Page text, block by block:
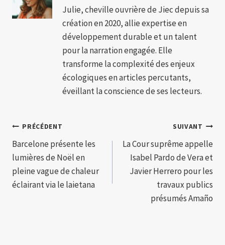
Julie, cheville ouvrière de Jiec depuis sa
création en 2020, allie expertise en
développement durable et un talent
pour la narration engagée. Elle
transforme la complexité des enjeux
écologiques en articles percutants,
éveillant la conscience de ses lecteurs.
Navigation
de
l’article
PRÉCÉDENT
Barcelone présente les
lumières de Noël en
pleine vague de chaleur
éclairant via le laietana
SUIVANT
La Cour suprême appelle
Isabel Pardo de Vera et
Javier Herrero pour les
travaux publics
présumés Amaño